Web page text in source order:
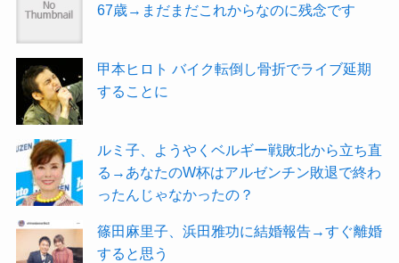
67歳→まだまだこれからなのに残念です
甲本ヒロト バイク転倒し骨折でライブ延期
することに
ルミ子、ようやくベルギー戦敗北から立ち直
る→あなたのW杯はアルゼンチン敗退で終わ
ったんじゃなかったの？
篠田麻里子、浜田雅功に結婚報告→すぐ離婚
すると思う